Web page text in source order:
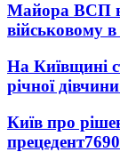
Майора ВСП
військовому
На Київщині
річної дівчини
Київ про
прецедент7690